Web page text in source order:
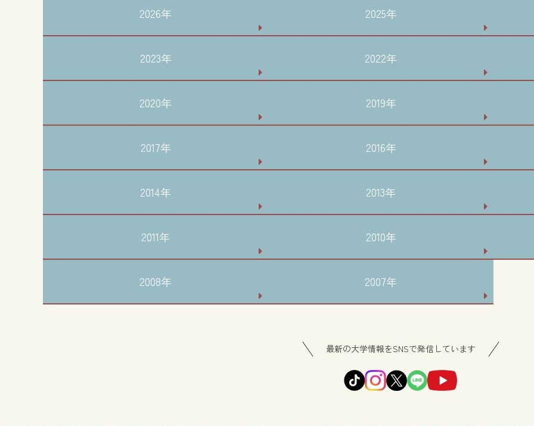
2026年 2025年
2023年 2022年
2020年 2019年
2017年 2016年
2014年 2013年
2011年 2010年
2008年 2007年
最新の大学情報をSNSで発信しています